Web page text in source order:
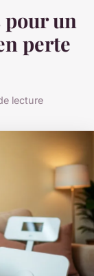
pour un
perte
lecture